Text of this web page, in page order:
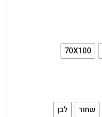
70X100
שחור לבן